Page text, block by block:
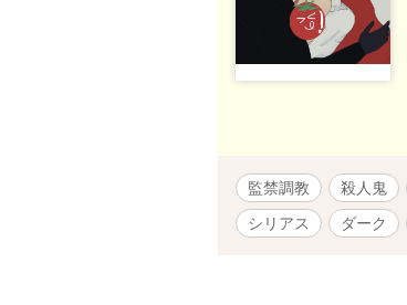
監禁調教 殺人鬼
シリアス
ダーク